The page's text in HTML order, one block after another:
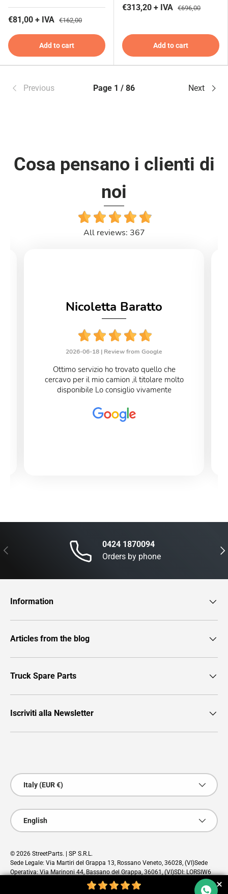
€81,00 + IVA €162,00
Add to cart
€313,20 + IVA €696,00
Add to cart
Previous Page 1 / 86 Next
Cosa pensano i clienti di
noi
All reviews: 367
Nicoletta Baratto
2026-06-18 | Review from Google
Ottimo servizio ho trovato quello che
cercavo per il mio camion ,il titolare molto
disponibile Lo consiglio vivamente
Previous
0424 1870094
Orders by phone
Information
Articles from the blog
Truck Spare Parts
Iscriviti alla Newsletter
Country/Region
Italy (EUR €)
Language
English
© 2026 StreetParts. | SP S.R.L.
Sede Legale: Via Martiri del Grappa 13, Rossano Veneto, 36028, (VI)Sede
Operativa: Via Marinoni 44, Bassano del Grappa, 36061, (VI)SDI: LORSIW6